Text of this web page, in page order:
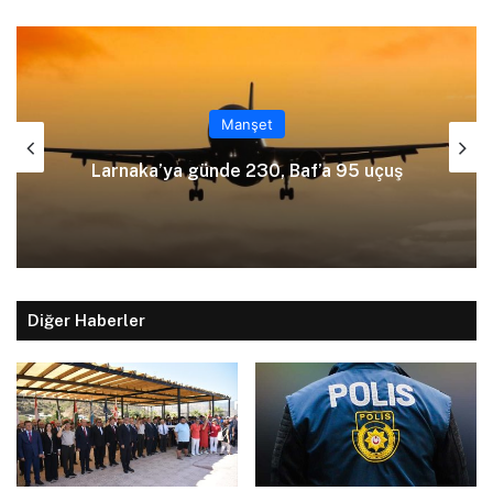
Manşet
Ölümlü kazayı üstlenmek için polise
yalan beyanda bulundu
Diğer Haberler